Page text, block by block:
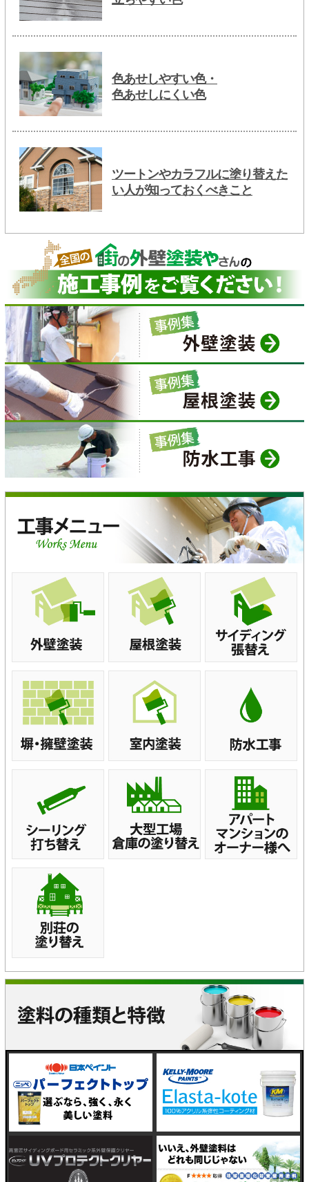
色あせしやすい色・
色あせしにくい色
ツートンやカラフルに塗り替えた
い人が知っておくべきこと